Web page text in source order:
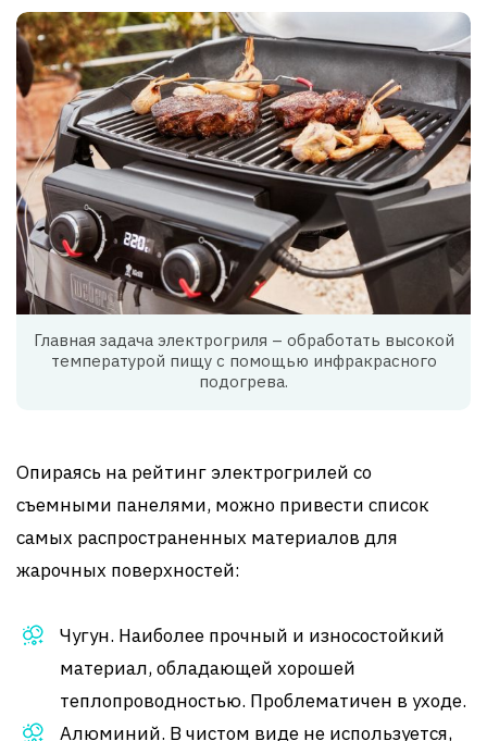
Главная задача электрогриля – обработать высокой
температурой пищу с помощью инфракрасного
подогрева.
Опираясь на рейтинг электрогрилей со
съемными панелями, можно привести список
самых распространенных материалов для
жарочных поверхностей:
Чугун. Наиболее прочный и износостойкий
материал, обладающей хорошей
теплопроводностью. Проблематичен в уходе.
Алюминий. В чистом виде не используется,